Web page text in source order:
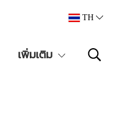
TH
เพิ่มเติม